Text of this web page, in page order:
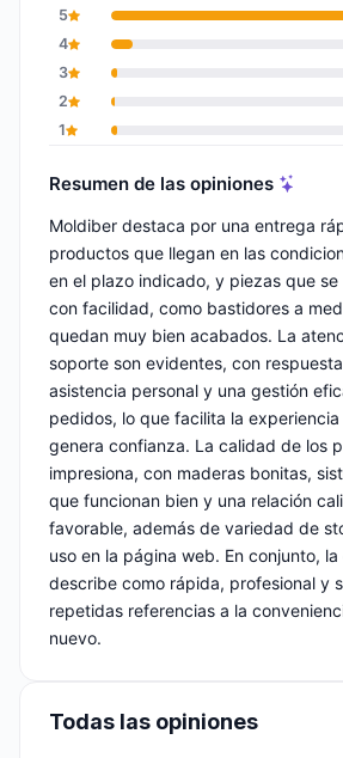
5
4
3
2
1
Resumen de las opiniones
Moldiber destaca por una entrega
productos que llegan en las
en el plazo indicado, y piezas que
con facilidad, como bastidores a
quedan muy bien acabados. La
soporte son evidentes, con
asistencia personal y una gestión
pedidos, lo que facilita la
genera confianza. La calidad de los
impresiona, con maderas bonitas,
que funcionan bien y una relación
favorable, además de variedad de
uso en la página web. En conjunto,
describe como rápida, profesional y
repetidas referencias a la
nuevo.
Todas las opiniones